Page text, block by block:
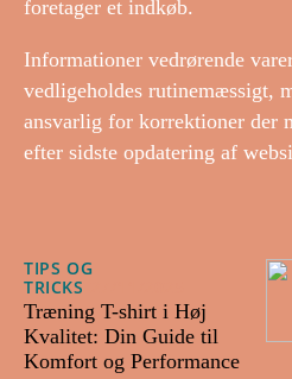
foretager et indkøb.
Informationer vedrørende
vedligeholdes rutinemæssigt,
ansvarlig for korrektioner der
efter sidste opdatering af
TIPS OG
TRICKS
Træning T-shirt i Høj
Kvalitet: Din Guide til
Komfort og Performance